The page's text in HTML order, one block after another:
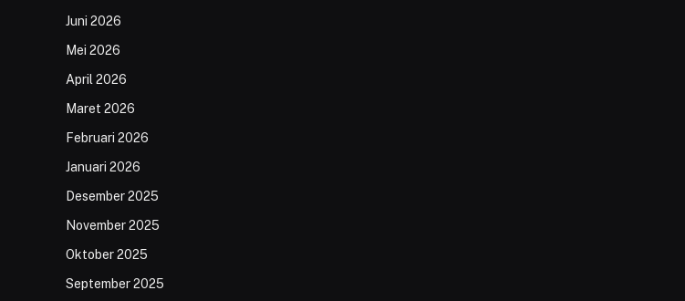
Juni 2026
Mei 2026
April 2026
Maret 2026
Februari 2026
Januari 2026
Desember 2025
November 2025
Oktober 2025
September 2025